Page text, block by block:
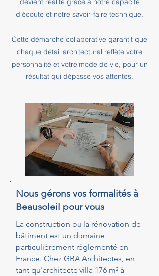
devient réalité grâce à notre capacité
d'écoute et notre savoir-faire technique.
Cette démarche collaborative garantit que
chaque détail architectural reflète votre
personnalité et votre mode de vie, pour un
résultat qui dépasse vos attentes.
Nous gérons vos formalités à
Beausoleil pour vous
La construction ou la rénovation de
bâtiment est un domaine
particulièrement réglementé en
France. Chez GBA Architectes, en
tant qu'architecte villa 176 m² à